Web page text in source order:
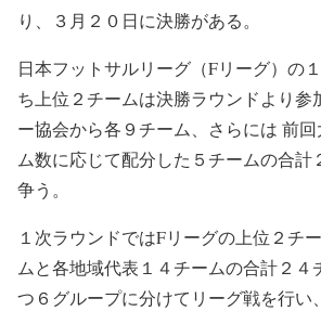
り、３月２０日に決勝がある。
日本フットサルリーグ（Fリーグ）の
ち上位２チームは決勝ラウンドより参
ー協会から各９チーム、さらには 前
ム数に応じて配分した５チームの合計
争う。
１次ラウンドではFリーグの上位２チ
ムと各地域代表１４チームの合計２４
つ６グループに分けてリーグ戦を行い